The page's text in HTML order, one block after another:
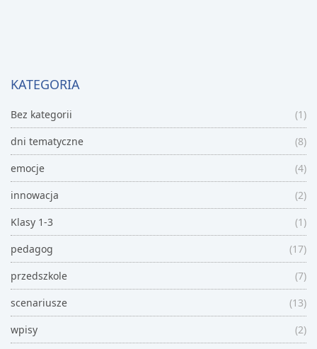
KATEGORIA
Bez kategorii
(1)
dni tematyczne
(8)
emocje
(4)
innowacja
(2)
Klasy 1-3
(1)
pedagog
(17)
przedszkole
(7)
scenariusze
(13)
wpisy
(2)